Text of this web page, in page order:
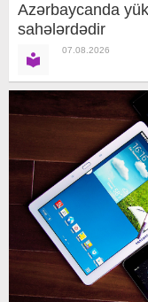
Azərbaycanda
sahələrdədir
07.08.2026